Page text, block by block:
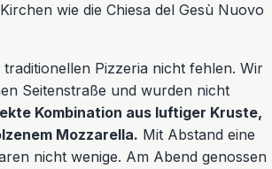
wie die Chiesa del Gesù Nuovo
Pizzeria nicht fehlen. Wir
Seitenstraße und wurden nicht
Kombination aus luftiger Kruste,
Mozzarella. Mit Abstand eine
nicht wenige. Am Abend genossen